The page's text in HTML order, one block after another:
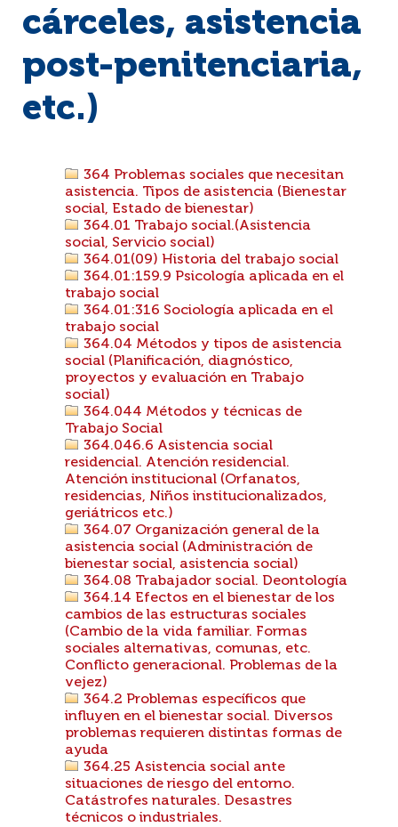
cárceles, asistencia
post-penitenciaria,
etc.)
364 Problemas sociales que necesitan
asistencia. Tipos de asistencia (Bienestar
social, Estado de bienestar)
364.01 Trabajo social.(Asistencia
social, Servicio social)
364.01(09) Historia del trabajo social
364.01:159.9 Psicología aplicada en el
trabajo social
364.01:316 Sociología aplicada en el
trabajo social
364.04 Métodos y tipos de asistencia
social (Planificación, diagnóstico,
proyectos y evaluación en Trabajo
social)
364.044 Métodos y técnicas de
Trabajo Social
364.046.6 Asistencia social
residencial. Atención residencial.
Atención institucional (Orfanatos,
residencias, Niños institucionalizados,
geriátricos etc.)
364.07 Organización general de la
asistencia social (Administración de
bienestar social, asistencia social)
364.08 Trabajador social. Deontología
364.14 Efectos en el bienestar de los
cambios de las estructuras sociales
(Cambio de la vida familiar. Formas
sociales alternativas, comunas, etc.
Conflicto generacional. Problemas de la
vejez)
364.2 Problemas específicos que
influyen en el bienestar social. Diversos
problemas requieren distintas formas de
ayuda
364.25 Asistencia social ante
situaciones de riesgo del entorno.
Catástrofes naturales. Desastres
técnicos o industriales.